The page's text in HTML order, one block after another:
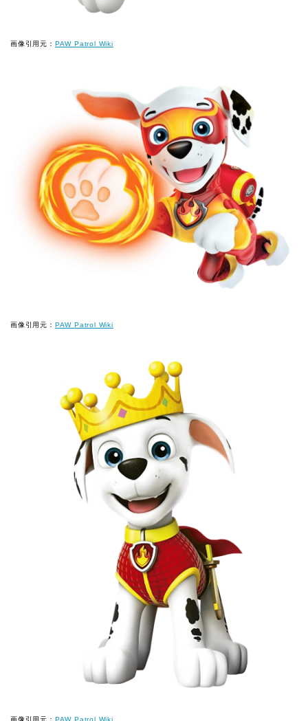
画像引用元： PAW Patrol Wiki
画像引用元： PAW Patrol Wiki
画像引用元： PAW Patrol Wiki